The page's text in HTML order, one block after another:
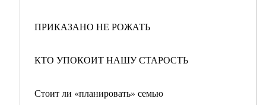
ПРИКАЗАНО НЕ РОЖАТЬ
КТО УПОКОИТ НАШУ СТАРОСТЬ
Стоит ли «планировать» семью